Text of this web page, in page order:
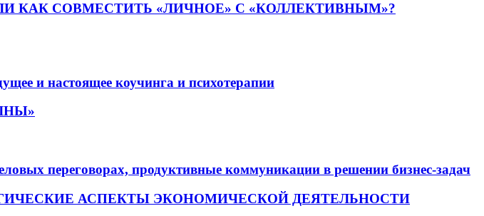
КАК СОВМЕСТИТЬ «ЛИЧНОЕ» С «КОЛЛЕКТИВНЫМ»?
и настоящее коучинга и психотерапии
переговорах, продуктивные коммуникации в решении бизнес-задач
АСПЕКТЫ ЭКОНОМИЧЕСКОЙ ДЕЯТЕЛЬНОСТИ